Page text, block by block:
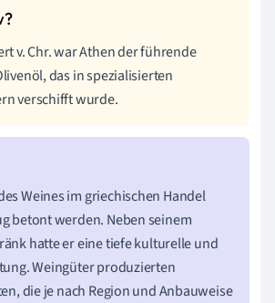
v. Chr. war Athen der führende
das in spezialisierten
verschifft wurde.
Weines im griechischen Handel
betont werden. Neben seinem
hatte er eine tiefe kulturelle und
Weingüter produzierten
die je nach Region und Anbauweise